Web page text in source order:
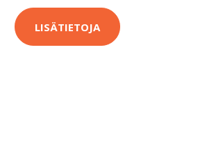
LISÄTIETOJA